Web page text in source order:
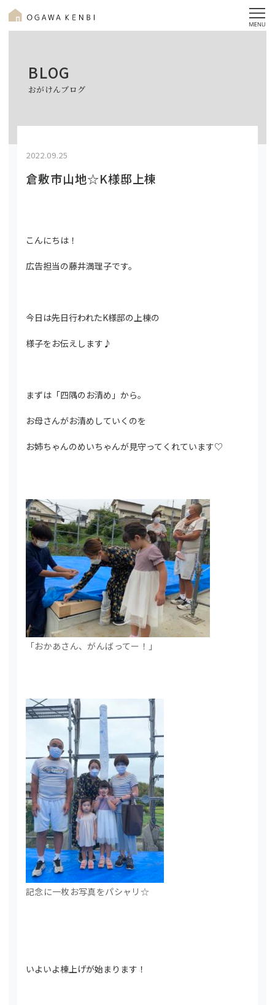
BLOG
おがけんブログ
2022.09.25
倉敷市山地☆K様邸上棟
こんにちは！
広告担当の藤井満理子です。
今日は先日行われたK様邸の上棟の
様子をお伝えします♪
まずは「四隅のお清め」から。
お母さんがお清めしていくのを
お姉ちゃんのめいちゃんが見守ってくれています♡
「おかあさん、がんばってー！」
記念に一枚お写真をパシャリ☆
いよいよ棟上げが始まります！